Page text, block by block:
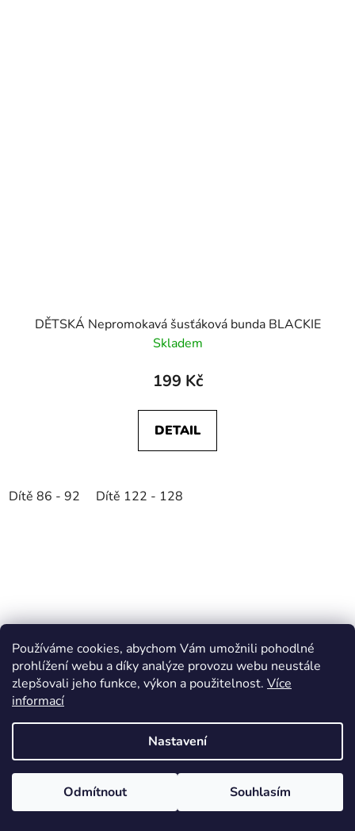
Používáme cookies, abychom Vám umožnili pohodlné
prohlížení webu a díky analýze provozu webu neustále
zlepšovali jeho funkce, výkon a použitelnost. Více
informací
Nastavení
Odmítnout Souhlasím
DĚTSKÁ Nepromokavá šusťáková bunda BLACKIE
Skladem
199 Kč
DETAIL
Dítě 86 - 92 Dítě 122 - 128